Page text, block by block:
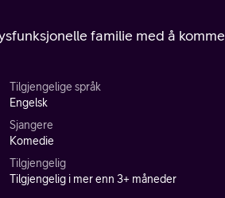
familie med å
Tilgjengelige språk
Engelsk
Sjangere
Komedie
Tilgjengelig
Tilgjengelig i mer enn 3+ måneder